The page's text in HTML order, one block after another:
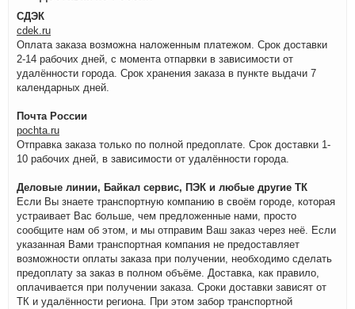
СДЭК
cdek.ru
Оплата заказа возможна наложенным платежом. Срок доставки
2-14 рабочих дней, с момента отпарвки в зависимости от
удалённости города. Срок хранения заказа в пункте выдачи 7
календарных дней.
Почта России
pochta.ru
Отправка заказа только по полной предоплате. Срок доставки 1-
10 рабочих дней, в зависимости от удалённости города.
Деловые линии, Байкал сервис, ПЭК и любые другие ТК
Если Вы знаете транспортную компанию в своём городе, которая
устраивает Вас больше, чем предложенные нами, просто
сообщите нам об этом, и мы отправим Ваш заказ через неё. Если
указанная Вами транспортная компания не предоставляет
возможности оплаты заказа при получении, необходимо сделать
предоплату за заказ в полном объёме. Доставка, как правило,
оплачивается при получении заказа. Сроки доставки зависят от
ТК и удалённости региона. При этом забор транспортной